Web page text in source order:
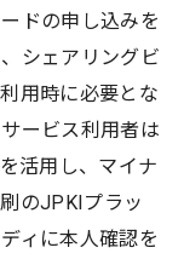
ドの申し込みを
シェアリングビ
用時に必要とな
ービス利用者は
活用し、マイナ
のJPKIプラッ
ィに本人確認を